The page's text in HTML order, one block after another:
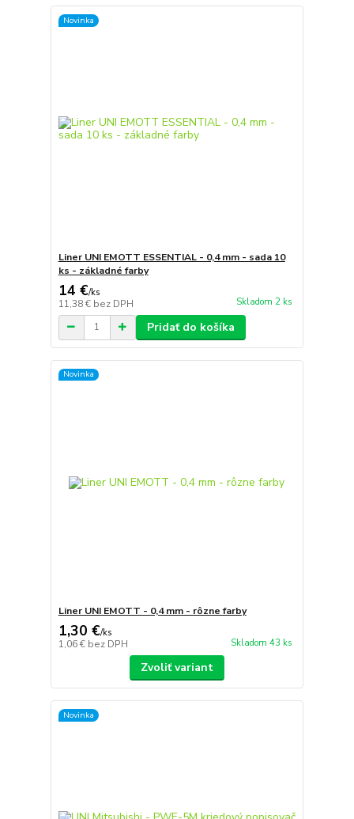
Novinka
Liner UNI EMOTT ESSENTIAL - 0,4 mm - sada 10
ks - základné farby
14 €/ks
11,38 € bez DPH Skladom 2 ks
Pridať do košíka
Novinka
Liner UNI EMOTT - 0,4 mm - rôzne farby
1,30 €/ks
1,06 € bez DPH Skladom 43 ks
Zvoliť variant
Novinka